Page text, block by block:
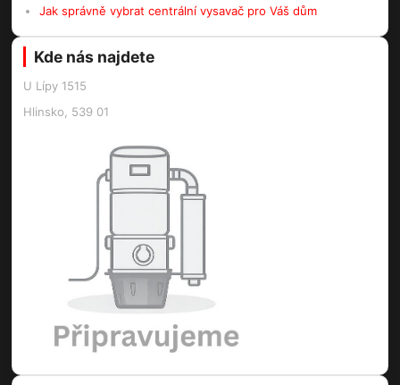
Jak správně vybrat centrální vysavač pro Váš dům
Kde nás najdete
U Lípy 1515
Hlinsko, 539 01